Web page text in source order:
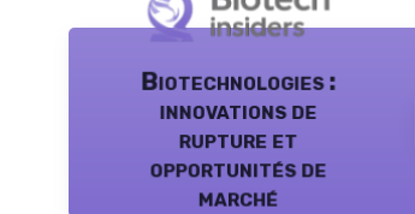
Biotechnologies :
innovations de
rupture et
opportunités de
marché